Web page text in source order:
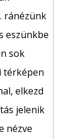
ránézünk
eszünkbe
sok
térképen
elkezd
jelenik
nézve